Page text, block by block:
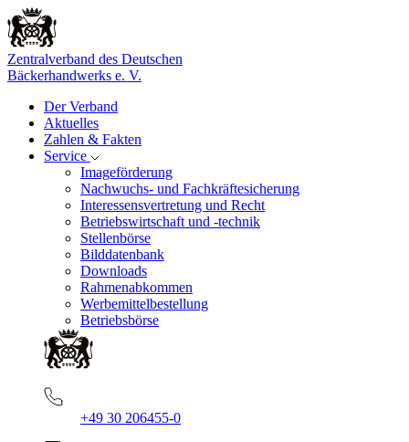
Zentralverband des Deutschen
Bäckerhandwerks e. V.
Der Verband
Aktuelles
Zahlen & Fakten
Service
Imageförderung
Nachwuchs- und Fachkräftesicherung
Interessensvertretung und Recht
Betriebswirtschaft und -technik
Stellenbörse
Bilddatenbank
Downloads
Rahmenabkommen
Werbemittelbestellung
Betriebsbörse
+49 30 206455-0